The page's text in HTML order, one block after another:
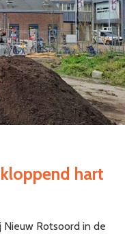
hart
Rotsoord in de